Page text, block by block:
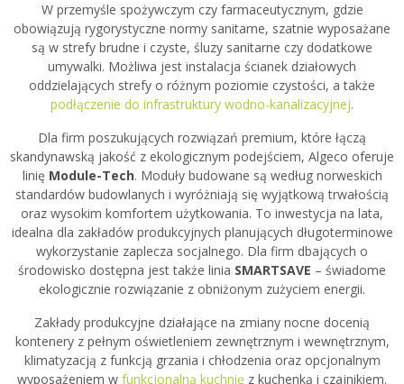
W przemyśle spożywczym czy farmaceutycznym, gdzie
obowiązują rygorystyczne normy sanitarne, szatnie wyposażane
są w strefy brudne i czyste, śluzy sanitarne czy dodatkowe
umywalki. Możliwa jest instalacja ścianek działowych
oddzielających strefy o różnym poziomie czystości, a także
podłączenie do infrastruktury wodno-kanalizacyjnej.
Dla firm poszukujących rozwiązań premium, które łączą
skandynawską jakość z ekologicznym podejściem, Algeco oferuje
linię Module-Tech. Moduły budowane są według norweskich
standardów budowlanych i wyróżniają się wyjątkową trwałością
oraz wysokim komfortem użytkowania. To inwestycja na lata,
idealna dla zakładów produkcyjnych planujących długoterminowe
wykorzystanie zaplecza socjalnego. Dla firm dbających o
środowisko dostępna jest także linia SMARTSAVE – świadome
ekologicznie rozwiązanie z obniżonym zużyciem energii.
Zakłady produkcyjne działające na zmiany nocne docenią
kontenery z pełnym oświetleniem zewnętrznym i wewnętrznym,
klimatyzacją z funkcją grzania i chłodzenia oraz opcjonalnym
wyposażeniem w funkcjonalną kuchnię z kuchenką i czajnikiem.